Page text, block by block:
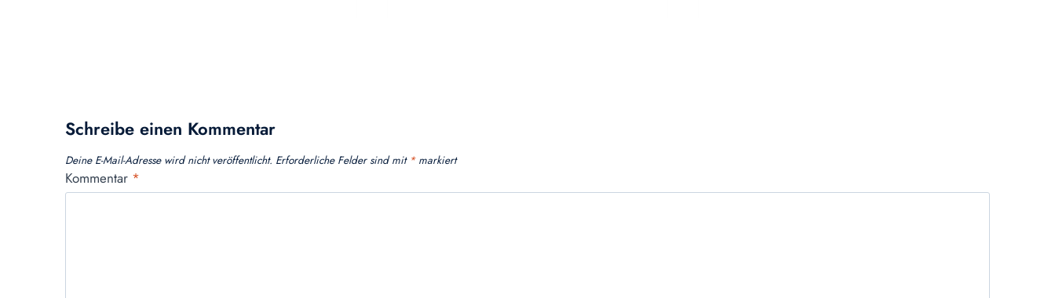
Schreibe einen Kommentar
Deine E-Mail-Adresse wird nicht veröffentlicht. Erforderliche Felder sind mit *markiert
Kommentar *